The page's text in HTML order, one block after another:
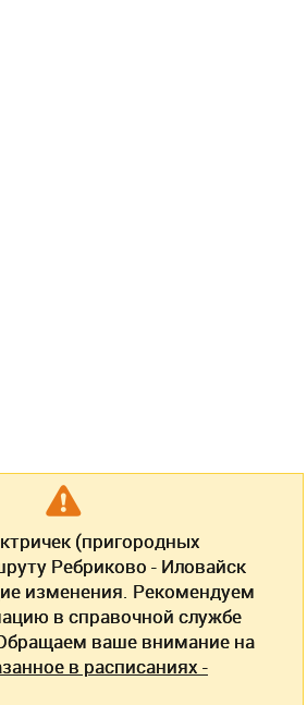
(пригородных
Ребриково - Иловайск
изменения. Рекомендуем
в справочной службе
ваше внимание на
в расписаниях -